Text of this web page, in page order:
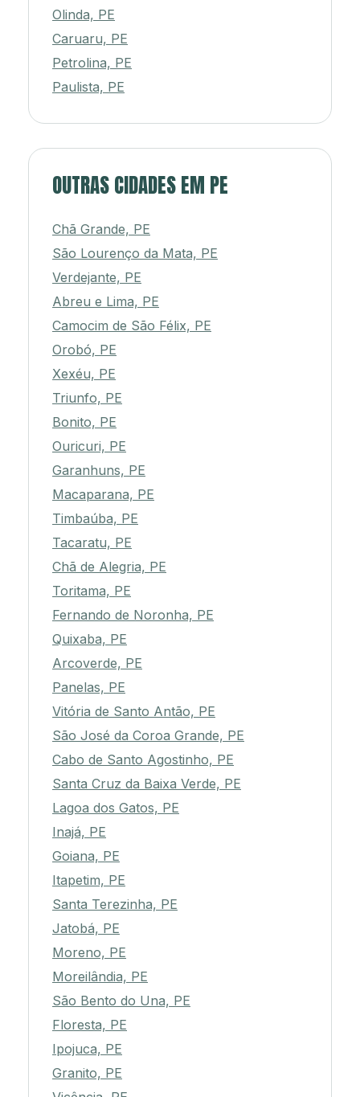
Olinda, PE
Caruaru, PE
Petrolina, PE
Paulista, PE
OUTRAS CIDADES EM PE
Chã Grande, PE
São Lourenço da Mata, PE
Verdejante, PE
Abreu e Lima, PE
Camocim de São Félix, PE
Orobó, PE
Xexéu, PE
Triunfo, PE
Bonito, PE
Ouricuri, PE
Garanhuns, PE
Macaparana, PE
Timbaúba, PE
Tacaratu, PE
Chã de Alegria, PE
Toritama, PE
Fernando de Noronha, PE
Quixaba, PE
Arcoverde, PE
Panelas, PE
Vitória de Santo Antão, PE
São José da Coroa Grande, PE
Cabo de Santo Agostinho, PE
Santa Cruz da Baixa Verde, PE
Lagoa dos Gatos, PE
Inajá, PE
Goiana, PE
Itapetim, PE
Santa Terezinha, PE
Jatobá, PE
Moreno, PE
Moreilândia, PE
São Bento do Una, PE
Floresta, PE
Ipojuca, PE
Granito, PE